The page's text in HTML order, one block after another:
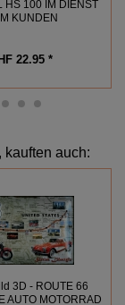
HS 100 IM DIENST
KUNDEN
22.95 *
kauften auch:
3D - ROUTE 66
AUTO MOTORRAD